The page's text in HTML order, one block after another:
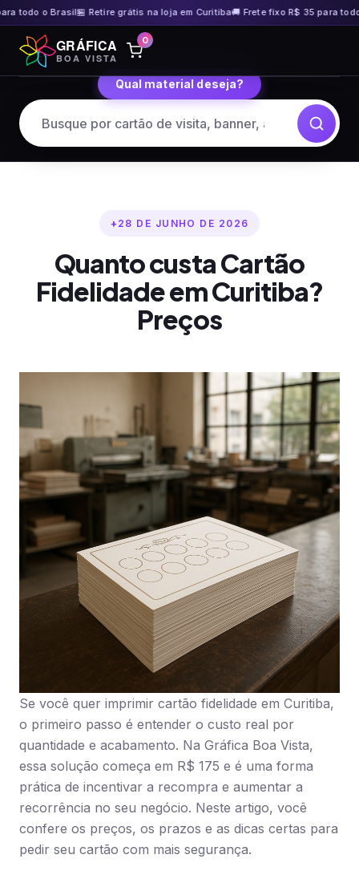
todo o Brasil🏪 Retire grátis na loja em Curitiba🚚 Frete fixo R$ 35 para todo o
Pular
para
o
GRÁFICA
BOA VISTA
0
Qual material deseja?
28 DE JUNHO DE 2026
Quanto custa Cartão
Fidelidade em Curitiba?
Preços
Se você quer imprimir cartão fidelidade em Curitiba,
o primeiro passo é entender o custo real por
quantidade e acabamento. Na Gráfica Boa Vista,
essa solução começa em R$ 175 e é uma forma
prática de incentivar a recompra e aumentar a
recorrência no seu negócio. Neste artigo, você
confere os preços, os prazos e as dicas certas para
pedir seu cartão com mais segurança.